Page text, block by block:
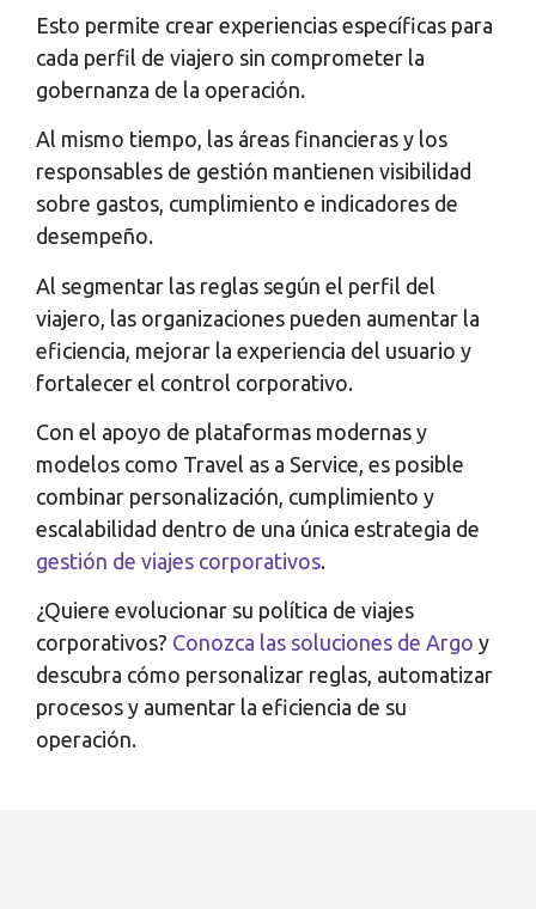
Esto permite crear experiencias específicas para
cada perfil de viajero sin comprometer la
gobernanza de la operación.
Al mismo tiempo, las áreas financieras y los
responsables de gestión mantienen visibilidad
sobre gastos, cumplimiento e indicadores de
desempeño.
Al segmentar las reglas según el perfil del
viajero, las organizaciones pueden aumentar la
eficiencia, mejorar la experiencia del usuario y
fortalecer el control corporativo.
Con el apoyo de plataformas modernas y
modelos como Travel as a Service, es posible
combinar personalización, cumplimiento y
escalabilidad dentro de una única estrategia de
gestión de viajes corporativos.
¿Quiere evolucionar su política de viajes
corporativos? Conozca las soluciones de Argo y
descubra cómo personalizar reglas, automatizar
procesos y aumentar la eficiencia de su
operación.